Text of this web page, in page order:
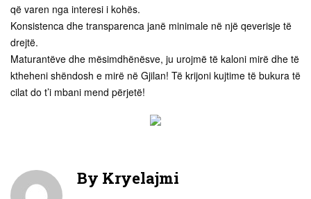
që varen nga interesi i kohës.
Konsistenca dhe transparenca janë minimale në një qeverisje të
drejtë.
Maturantëve dhe mësimdhënësve, ju urojmë të kaloni mirë dhe të
ktheheni shëndosh e mirë në Gjilan! Të krijoni kujtime të bukura të
cilat do t’i mbani mend përjetë!
By Kryelajmi